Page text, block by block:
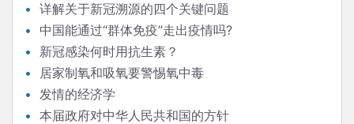
详解关于新冠溯源的四个关键问题
中国能通过“群体免疫”走出疫情吗?
新冠感染何时用抗生素？
居家制氧和吸氧要警惕氧中毒
发情的经济学
本届政府对中华人民共和国的方针